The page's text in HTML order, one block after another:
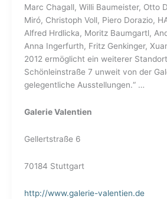
Marc Chagall, Willi Baumeister, Otto
Miró, Christoph Voll, Piero Dorazio,
Alfred Hrdlicka, Moritz Baumgartl,
Anna Ingerfurth, Fritz Genkinger,
2012 ermöglicht ein weiterer
Schönleinstraße 7 unweit von der
gelegentliche Ausstellungen.“ …
Galerie Valentien
Gellertstraße 6
70184 Stuttgart
http://www.galerie-valentien.de